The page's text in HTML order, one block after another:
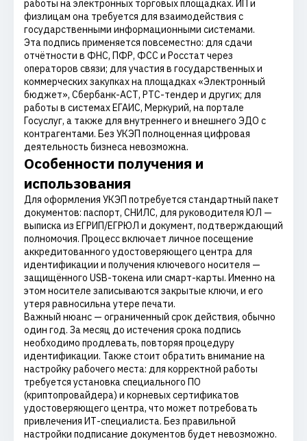
работы на электронных торговых площадках. ИП и
физлицам она требуется для взаимодействия с
государственными информационными системами.
Эта подпись применяется повсеместно: для сдачи
отчётности в ФНС, ПФР, ФСС и Росстат через
операторов связи; для участия в государственных и
коммерческих закупках на площадках «Электронный
бюджет», Сбербанк-АСТ, РТС-тендер и других; для
работы в системах ЕГАИС, Меркурий, на портале
Госуслуг, а также для внутреннего и внешнего ЭДО с
контрагентами. Без УКЭП полноценная цифровая
деятельность бизнеса невозможна.
Особенности получения и
использования
Для оформления УКЭП потребуется стандартный пакет
документов: паспорт, СНИЛС, для руководителя ЮЛ —
выписка из ЕГРИП/ЕГРЮЛ и документ, подтверждающий
полномочия. Процесс включает личное посещение
аккредитованного удостоверяющего центра для
идентификации и получения ключевого носителя —
защищённого USB-токена или смарт-карты. Именно на
этом носителе записываются закрытые ключи, и его
утеря равносильна утере печати.
Важный нюанс — ограниченный срок действия, обычно
один год. За месяц до истечения срока подпись
необходимо продлевать, повторяя процедуру
идентификации. Также стоит обратить внимание на
настройку рабочего места: для корректной работы
требуется установка специального ПО
(криптопровайдера) и корневых сертификатов
удостоверяющего центра, что может потребовать
привлечения ИТ-специалиста. Без правильной
настройки подписание документов будет невозможно.